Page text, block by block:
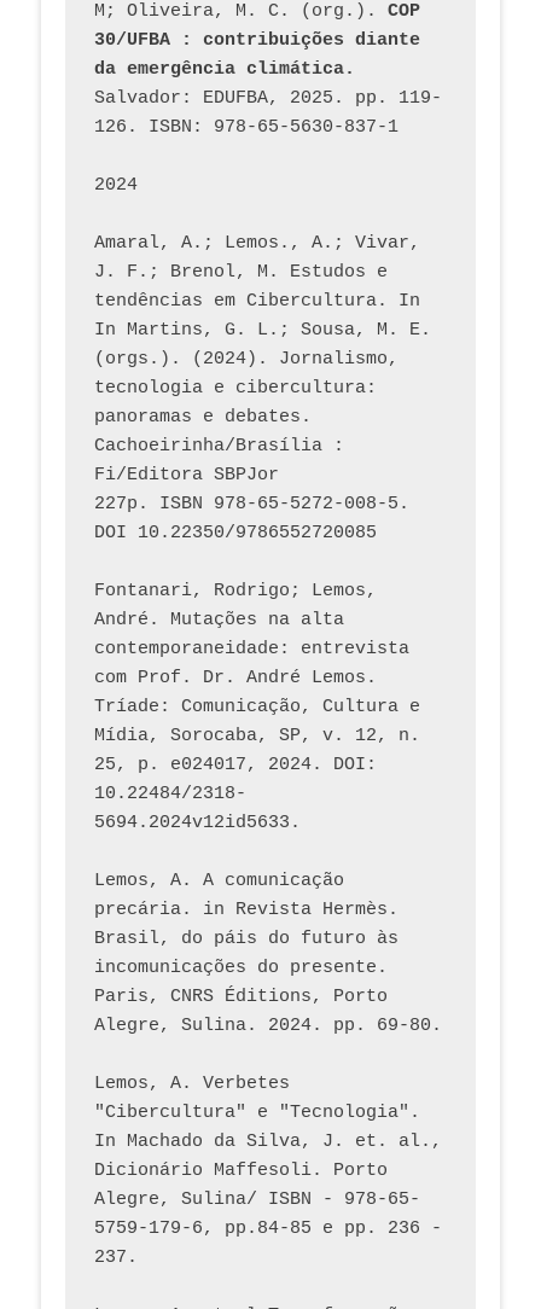
M; Oliveira, M. C. (org.). COP
30/UFBA : contribuições diante
da emergência climática.
Salvador: EDUFBA, 2025. pp. 119-
126. ISBN: 978-65-5630-837-1
2024
Amaral, A.; Lemos., A.; Vivar,
J. F.; Brenol, M. Estudos e
tendências em Cibercultura. In
In Martins, G. L.; Sousa, M. E.
(orgs.). (2024). Jornalismo,
tecnologia e cibercultura:
panoramas e debates.
Cachoeirinha/Brasília :
Fi/Editora SBPJor
227p. ISBN 978-65-5272-008-5.
DOI 10.22350/9786552720085
Fontanari, Rodrigo; Lemos,
André. Mutações na alta
contemporaneidade: entrevista
com Prof. Dr. André Lemos.
Tríade: Comunicação, Cultura e
Mídia, Sorocaba, SP, v. 12, n.
25, p. e024017, 2024. DOI:
10.22484/2318-
5694.2024v12id5633.
Lemos, A. A comunicação
precária. in Revista Hermès.
Brasil, do páis do futuro às
incomunicações do presente.
Paris, CNRS Éditions, Porto
Lemos, A. Verbetes
"Cibercultura" e "Tecnologia".
In Machado da Silva, J. et. al.,
Dicionário Maffesoli. Porto
Alegre, Sulina/ ISBN - 978-65-
5759-179-6, pp.84-85 e pp. 236 -
237.